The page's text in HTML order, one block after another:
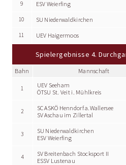
9 ESV Weierfing
10 SU Niederwaldkirchen
11 UEV Haigermoos
Spielergebnisse 4.
Bahn Mannschaft
1
UEV Seeham
ÖTSU St. Veit i. Mühlkreis
2
SC ASKÖ Henndorf a.Wallersee
SV Aschau im Zillertal
3
SU Niederwaldkirchen
ESV Weierfing
4
SV Breitenbach Stocksport II
ESSV Lustenau